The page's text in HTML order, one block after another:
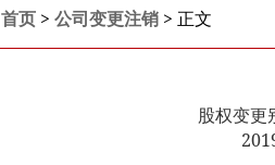
首页 > 公司变更注销 > 正文
股权变更